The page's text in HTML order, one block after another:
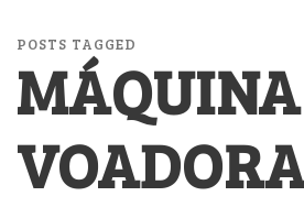
POSTS TAGGED
MÁQUINA